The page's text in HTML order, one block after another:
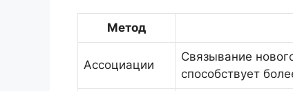
Метод
Ассоциации
Связывание
способствует